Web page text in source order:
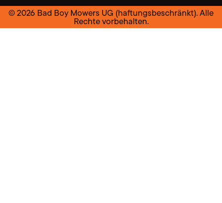
© 2026 Bad Boy Mowers UG (haftungsbeschränkt). Alle
Rechte vorbehalten.